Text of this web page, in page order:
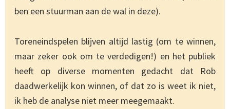
ben een stuurman aan de wal in deze).
Toreneindspelen blijven altijd lastig (om te winnen,
maar zeker ook om te verdedigen!) en het publiek
heeft op diverse momenten gedacht dat Rob
daadwerkelijk kon winnen, of dat zo is weet ik niet,
ik heb de analyse niet meer meegemaakt.